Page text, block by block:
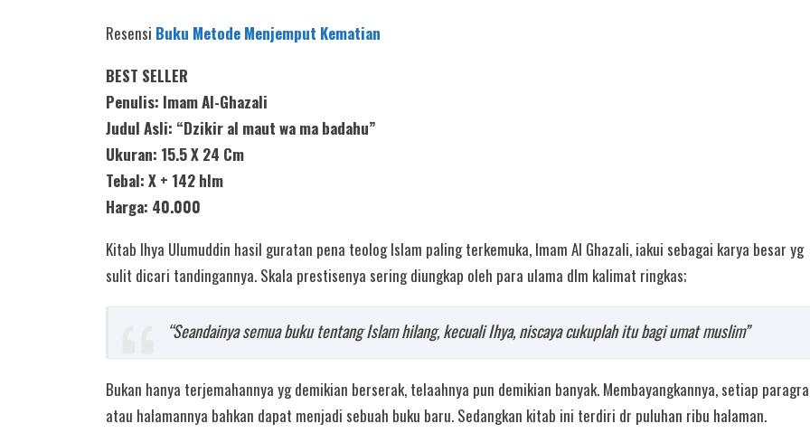
Resensi Buku Metode Menjemput Kematian
BEST SELLER
Penulis: Imam Al-Ghazali
Judul Asli: “Dzikir al maut wa ma badahu”
Ukuran: 15.5 X 24 Cm
Tebal: X + 142 hlm
Harga: 40.000
Kitab Ihya Ulumuddin hasil guratan pena teolog Islam paling terkemuka, Imam Al Ghazali, iakui sebagai karya besar yg
sulit dicari tandingannya. Skala prestisenya sering diungkap oleh para ulama dlm kalimat ringkas;
“Seandainya semua buku tentang Islam hilang, kecuali Ihya, niscaya cukuplah itu bagi umat muslim”
Bukan hanya terjemahannya yg demikian berserak, telaahnya pun demikian banyak. Membayangkannya, setiap
atau halamannya bahkan dapat menjadi sebuah buku baru. Sedangkan kitab ini terdiri dr puluhan ribu halaman.